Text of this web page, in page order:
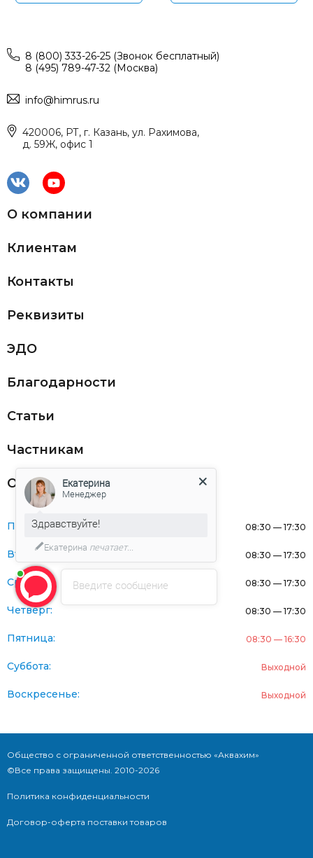
8 (800) 333-26-25 (Звонок бесплатный)
8 (495) 789-47-32 (Москва)
info@himrus.ru
420006, РТ, г. Казань, ул. Рахимова,
д. 59Ж, офис 1
О компании
Клиентам
Контакты
Реквизиты
ЭДО
Благодарности
Статьи
Частникам
Оферта
Понедельник: 08:30 — 17:30
Вторник: 08:30 — 17:30
Среда: 08:30 — 17:30
Четверг: 08:30 — 17:30
Пятница: 08:30 — 16:30
Суббота: Выходной
Воскресенье: Выходной
Общество с ограниченной ответственностью «Аквахим»
©Все права защищены. 2010-2026
Политика конфиденциальности
Договор-оферта поставки товаров
Введите сообщение
Екатерина
Менеджер
Здравствуйте!
Екатерина печатает...